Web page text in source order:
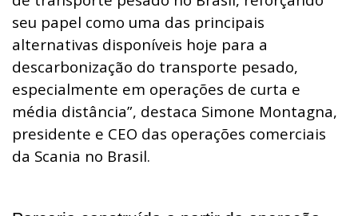
seu papel como uma das principais
alternativas disponíveis hoje para a
descarbonização do transporte pesado,
especialmente em operações de curta e
média distância”, destaca Simone Montagna,
presidente e CEO das operações comerciais
da Scania no Brasil.